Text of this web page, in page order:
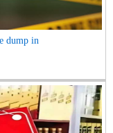
dump in